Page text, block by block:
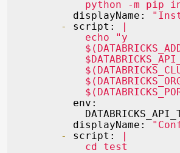
displayName:
-
script:
|
            echo "y
env:
displayName:
-
script:
|
            cd test